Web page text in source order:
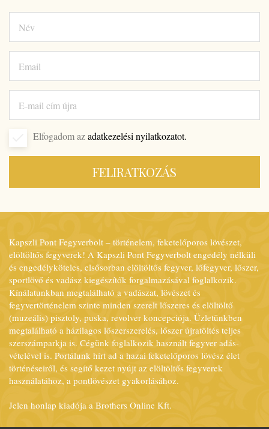
Elfogadom azadatkezelési nyilatkozatot.
FELIRATKOZÁS
Kapszli Pont Fegyverbolt – történelem, feketelőporos lövészet,
elöltöltős fegyverek! A Kapszli Pont Fegyverbolt engedély nélküli
és engedélyköteles, elsősorban elöltöltős fegyver, lőfegyver, lőszer,
sportlövő és vadász kiegészítők forgalmazásával foglalkozik.
Kínálatunkban megtalálható a vadászat, lövészet és
fegyvertörténelem szinte minden szerelt lőszeres és elöltöltő
(muzeális) pisztoly, puska, revolver koncepciója. Üzletünkben
megtalálható a házilagos lőszerszerelés, lőszer újratöltés teljes
szerszámparkja is. Cégünk foglalkozik használt fegyver adás-
vételével is. Portálunk hírt ad a hazai feketelőporos lövész élet
történéseiről, és segítő kezet nyújt az elöltöltős fegyverek
használatához, a pontlövészet gyakorlásához.
Jelen honlap kiadója a Brothers Online Kft.